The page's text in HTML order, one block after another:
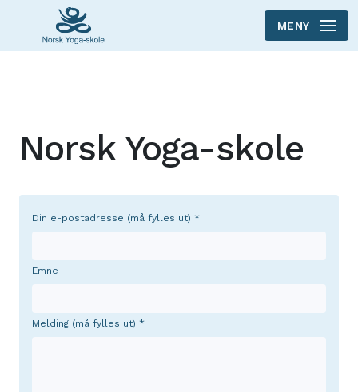
Skip to main content
MENY
Norsk Yoga-skole
Din e-postadresse (må fylles ut)
Emne
Melding (må fylles ut)